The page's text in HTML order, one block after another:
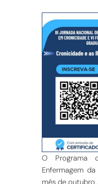
O Programa
Enfermagem
mês de outubro